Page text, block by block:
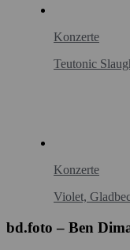
Konzerte
Teutonic
Konzerte
Violet,
bd.foto – Ben